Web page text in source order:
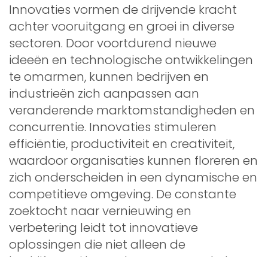
Innovaties vormen de drijvende kracht
achter vooruitgang en groei in diverse
sectoren. Door voortdurend nieuwe
ideeën en technologische ontwikkelingen
te omarmen, kunnen bedrijven en
industrieën zich aanpassen aan
veranderende marktomstandigheden en
concurrentie. Innovaties stimuleren
efficiëntie, productiviteit en creativiteit,
waardoor organisaties kunnen floreren en
zich onderscheiden in een dynamische en
competitieve omgeving. De constante
zoektocht naar vernieuwing en
verbetering leidt tot innovatieve
oplossingen die niet alleen de